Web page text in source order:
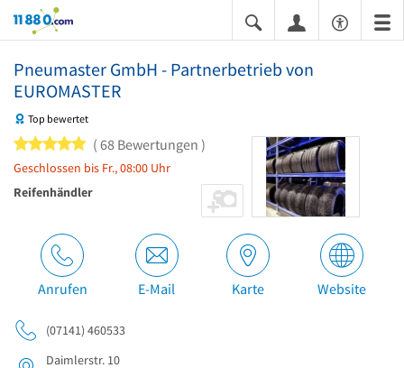
11880.com
Pneumaster GmbH - Partnerbetrieb von
EUROMASTER
Top bewertet
5 von 5 Sternen
68 Bewertungen
Geschlossen bis Fr., 08:00 Uhr
Reifenhändler
Anrufen E-Mail Karte Website
(07141) 460533
Daimlerstr. 10